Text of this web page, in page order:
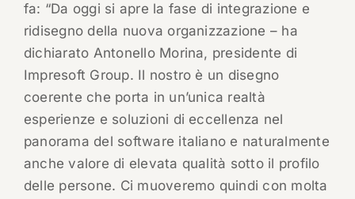
fa: “Da oggi si apre la fase di integrazione e
ridisegno della nuova organizzazione – ha
dichiarato Antonello Morina, presidente di
Impresoft Group. Il nostro è un disegno
coerente che porta in un’unica realtà
esperienze e soluzioni di eccellenza nel
panorama del software italiano e naturalmente
anche valore di elevata qualità sotto il profilo
delle persone. Ci muoveremo quindi con molta